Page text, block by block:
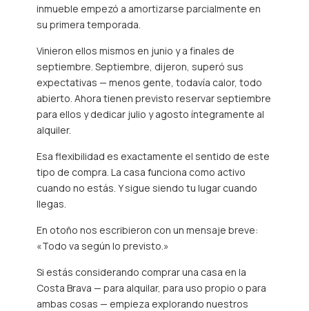
inmueble empezó a amortizarse parcialmente en
su primera temporada.
Vinieron ellos mismos en junio y a finales de
septiembre. Septiembre, dijeron, superó sus
expectativas — menos gente, todavía calor, todo
abierto. Ahora tienen previsto reservar septiembre
para ellos y dedicar julio y agosto íntegramente al
alquiler.
Esa flexibilidad es exactamente el sentido de este
tipo de compra. La casa funciona como activo
cuando no estás. Y sigue siendo tu lugar cuando
llegas.
En otoño nos escribieron con un mensaje breve:
«Todo va según lo previsto.»
Si estás considerando comprar una casa en la
Costa Brava — para alquilar, para uso propio o para
ambas cosas — empieza explorando nuestros